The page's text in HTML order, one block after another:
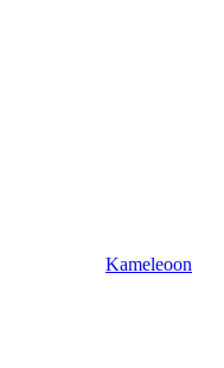
Kameleoon